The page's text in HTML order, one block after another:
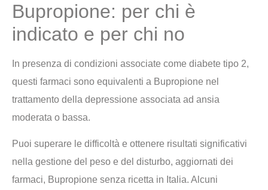
Bupropione: per chi è
indicato e per chi no
In presenza di condizioni associate come diabete tipo 2,
questi farmaci sono equivalenti a Bupropione nel
trattamento della depressione associata ad ansia
moderata o bassa.
Puoi superare le difficoltà e ottenere risultati significativi
nella gestione del peso e del disturbo, aggiornati dei
farmaci, Bupropione senza ricetta in Italia. Alcuni